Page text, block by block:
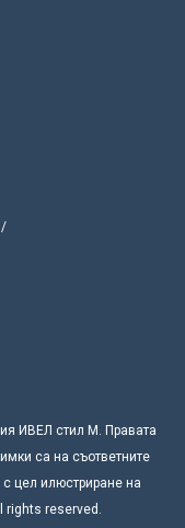
ИВЕЛ стил М. Правата
са на съответните
цел илюстриране на
rights reserved.